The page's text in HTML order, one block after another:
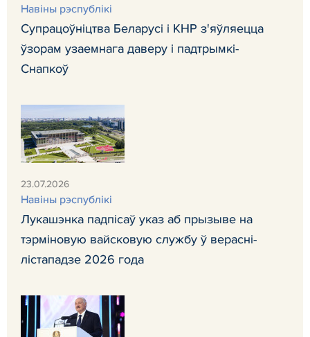
Навiны рэспублiкi
Супрацоўніцтва Беларусі і КНР з'яўляецца
ўзорам узаемнага даверу і падтрымкі-
Снапкоў
23.07.2026
Навiны рэспублiкi
Лукашэнка падпісаў указ аб прызыве на
тэрміновую вайсковую службу ў верасні-
лістападзе 2026 года